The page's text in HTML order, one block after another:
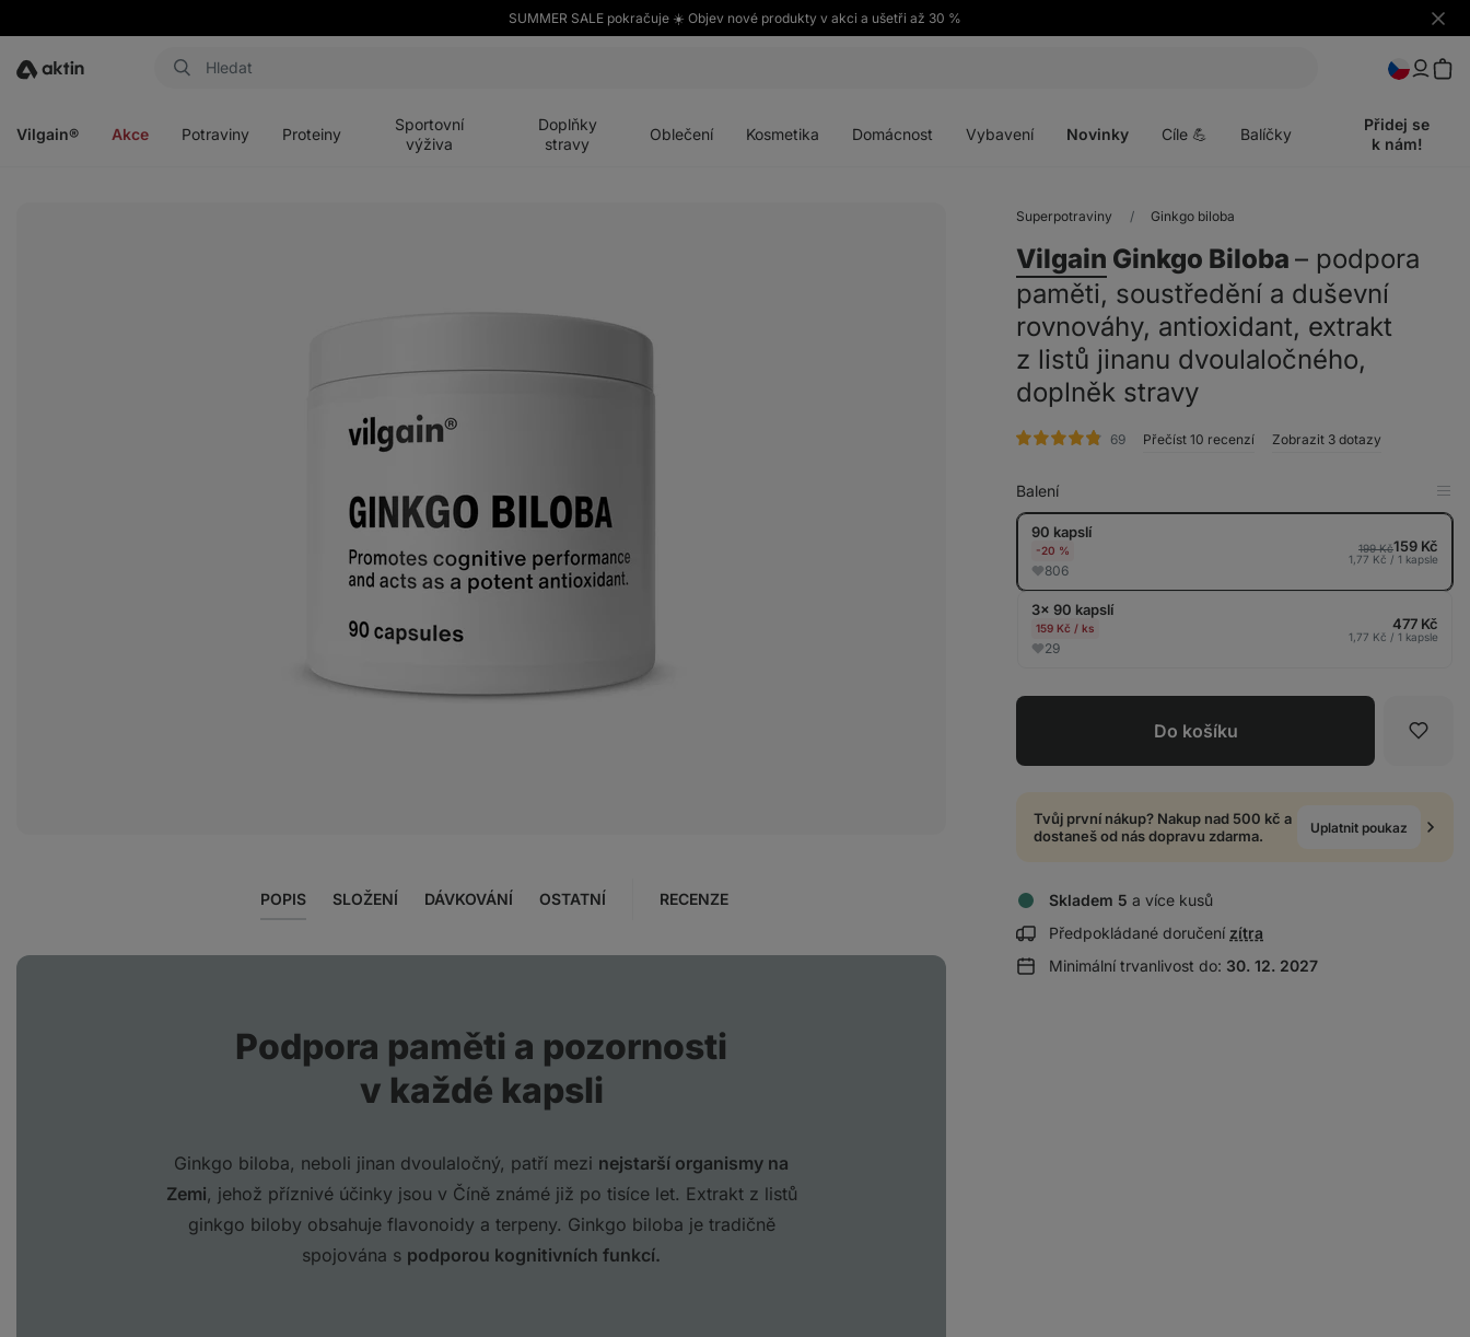
SUMMER SALE pokračuje ☀️ Objev nové produkty v akci a ušetři až 30 %
Skrýt
Aktin
Vilgain® Akce Potraviny Proteiny
Sportovní
výživa
Doplňky
stravy
Oblečení Kosmetika Domácnost Vybavení Novinky Cíle 💪 Balíčky
Přidej se
k nám!
Superpotraviny Ginkgo biloba
Vilgain Ginkgo Biloba ⁠–⁠ podpora
paměti, soustředění a duševní
rovnováhy, antioxidant, extrakt
z listů jinanu dvoulaločného,
doplněk stravy
69hodnocení
Přečíst 10 recenzí Zobrazit 3 dotazy
Balení
v
90 kapslí
-20 %
806
199 Kč159 Kč
1,77 Kč / 1 kapsle
3× 90 kapslí
159 Kč / ks
29
477 Kč
1,77 Kč / 1 kapsle
Do košíku
Tvůj první nákup? Nakup nad 500 kč a
dostaneš od nás dopravu zdarma.
Uplatnit poukaz
Skladem 5 a více kusů
Předpokládané doručení Zobrazit
o
zítra
Minimální trvanlivost do: 30. 12. 2027
POPIS SLOŽENÍ DÁVKOVÁNÍ OSTATNÍ RECENZE
Podpora paměti a pozornosti
v každé kapsli
Ginkgo biloba, neboli jinan dvoulaločný, patří mezi nejstarší organismy na
Zemi, jehož příznivé účinky jsou v Číně známé již po tisíce let. Extrakt z listů
ginkgo biloby obsahuje flavonoidy a terpeny. Ginkgo biloba je tradičně
spojována s podporou kognitivních funkcí.